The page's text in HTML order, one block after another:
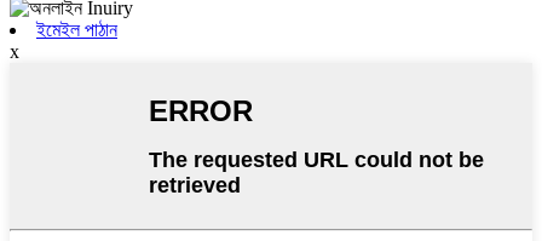
ইমেইল পাঠান
x